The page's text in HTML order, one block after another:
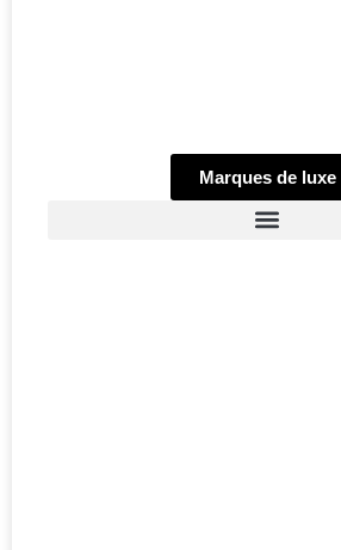
Marques de luxe